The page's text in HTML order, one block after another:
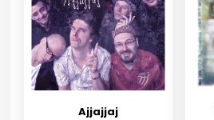
Ajjajjaj